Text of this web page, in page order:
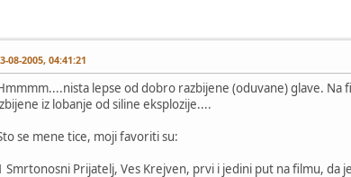
08-2005, 04:41:21
lepse od dobro razbijene (oduvane) glave. Na
iz lobanje od siline eksplozije....
se mene tice, moji favoriti su:
Smrtonosni Prijatelj, Ves Krejven, prvi i jedini put na filmu, da